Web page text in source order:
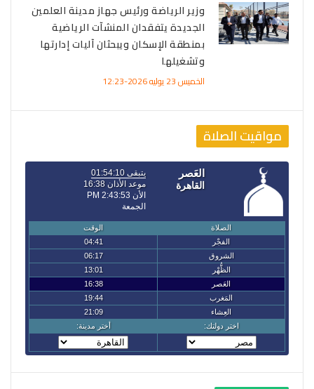
وزير الرياضة ورئيس جهاز مدينة العلمين
الجديدة يتفقدان المنشآت الرياضية
بمنطقة الإسكان ويبحثان آليات إدارتها
وتشغيلها
الخميس 23 يوليه 2026-12:23
مواقيت الصلاة